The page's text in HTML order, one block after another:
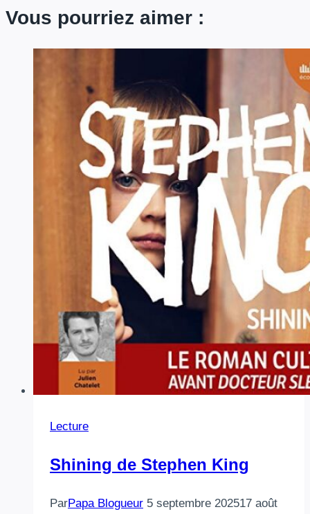
Vous pourriez aimer :
Lecture
Shining de Stephen King
ParPapa Blogueur 5 septembre 202517 août